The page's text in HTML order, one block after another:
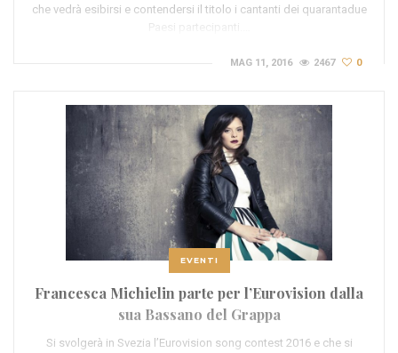
che vedrà esibirsi e contendersi il titolo i cantanti dei quarantadue
Paesi partecipanti.…
MAG 11, 2016 2467 0
EVENTI
Francesca Michielin parte per l’Eurovision dalla
sua Bassano del Grappa
Si svolgerà in Svezia l’Eurovision song contest 2016 e che si